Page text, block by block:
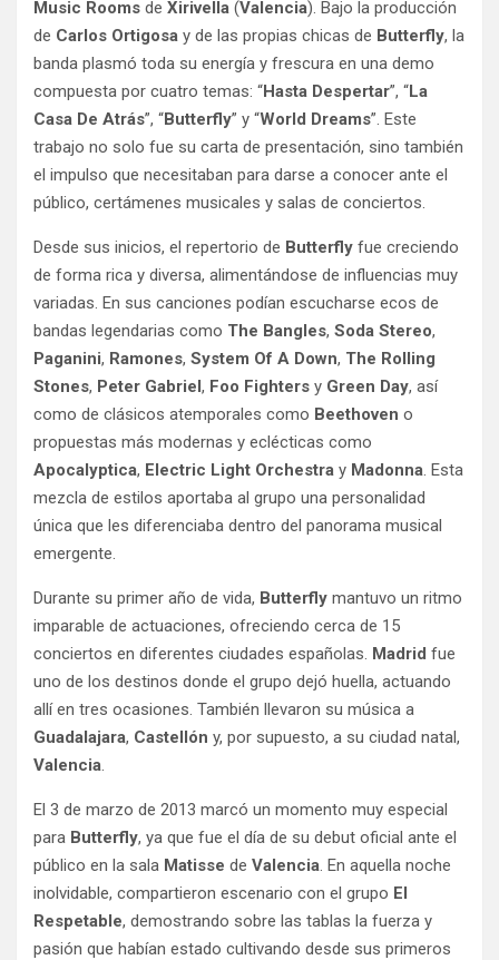
Music Rooms de Xirivella (Valencia). Bajo la producción
de Carlos Ortigosa y de las propias chicas de Butterfly, la
banda plasmó toda su energía y frescura en una demo
compuesta por cuatro temas: “Hasta Despertar”, “La
Casa De Atrás”, “Butterfly” y “World Dreams”. Este
trabajo no solo fue su carta de presentación, sino también
el impulso que necesitaban para darse a conocer ante el
público, certámenes musicales y salas de conciertos.
Desde sus inicios, el repertorio de Butterfly fue creciendo
de forma rica y diversa, alimentándose de influencias muy
variadas. En sus canciones podían escucharse ecos de
bandas legendarias como The Bangles, Soda Stereo,
Paganini, Ramones, System Of A Down, The Rolling
Stones, Peter Gabriel, Foo Fighters y Green Day, así
como de clásicos atemporales como Beethoven o
propuestas más modernas y eclécticas como
Apocalyptica, Electric Light Orchestra y Madonna. Esta
mezcla de estilos aportaba al grupo una personalidad
única que les diferenciaba dentro del panorama musical
emergente.
Durante su primer año de vida, Butterfly mantuvo un ritmo
imparable de actuaciones, ofreciendo cerca de 15
conciertos en diferentes ciudades españolas. Madrid fue
uno de los destinos donde el grupo dejó huella, actuando
allí en tres ocasiones. También llevaron su música a
Guadalajara, Castellón y, por supuesto, a su ciudad natal,
Valencia.
El 3 de marzo de 2013 marcó un momento muy especial
para Butterfly, ya que fue el día de su debut oficial ante el
público en la sala Matisse de Valencia. En aquella noche
inolvidable, compartieron escenario con el grupo El
Respetable, demostrando sobre las tablas la fuerza y
pasión que habían estado cultivando desde sus primeros